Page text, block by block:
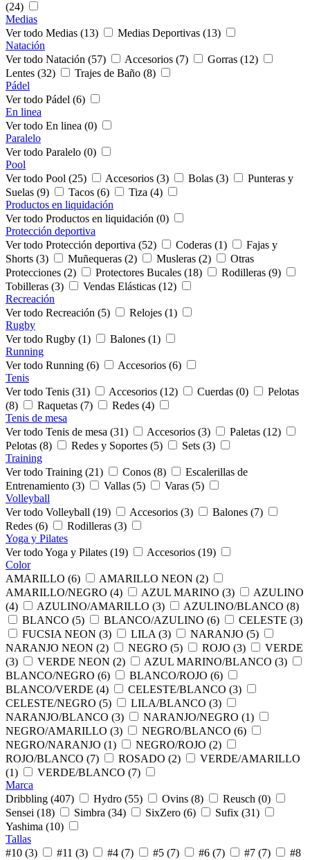
(24)
Medias
Ver todo Medias (13)
Medias Deportivas (13)
Natación
Ver todo Natación (57)
Accesorios (7)
Gorras (12)
Lentes (32)
Trajes de Baño (8)
Pádel
Ver todo Pádel (6)
En linea
Ver todo En linea (0)
Paralelo
Ver todo Paralelo (0)
Pool
Ver todo Pool (25)
Accesorios (3) Bolas (3)
Punteras y
Suelas (9)
Tacos (6)
Tiza (4)
Productos en liquidación
Ver todo Productos en liquidación (0)
Protección deportiva
Ver todo Protección deportiva (52)
Coderas (1)
Fajas y
Shorts (3)
Muñequeras (2) Musleras (2)
Otras
Protecciones (2)
Protectores Bucales (18)
Rodilleras (9)
Tobilleras (3)
Vendas Elásticas (12)
Recreación
Ver todo Recreación (5)
Relojes (1)
Rugby
Ver todo Rugby (1)
Balones (1)
Running
Ver todo Running (6)
Accesorios (6)
Tenis
Ver todo Tenis (31)
Accesorios (12) Cuerdas (0)
Pelotas
(8)
Raquetas (7)
Redes (4)
Tenis de mesa
Ver todo Tenis de mesa (31)
Accesorios (3)
Paletas (12)
Pelotas (8)
Redes y Soportes (5)
Sets (3)
Training
Ver todo Training (21)
Conos (8)
Escalerillas de
Entrenamiento (3)
Vallas (5)
Varas (5)
Volleyball
Ver todo Volleyball (19)
Accesorios (3)
Balones (7)
Redes (6)
Rodilleras (3)
Yoga y Pilates
Ver todo Yoga y Pilates (19)
Accesorios (19)
Color
AMARILLO (6)
AMARILLO NEON (2)
AMARILLO/NEGRO (4)
AZUL MARINO (3)
AZULINO
(4)
AZULINO/AMARILLO (3)
AZULINO/BLANCO (8)
BLANCO (5)
BLANCO/AZULINO (6)
CELESTE (3)
FUCSIA NEON (3)
LILA (3)
NARANJO (5)
NARANJO NEON (2)
NEGRO (5) ROJO (3)
VERDE
(3)
VERDE NEON (2)
AZUL MARINO/BLANCO (3)
BLANCO/NEGRO (6)
BLANCO/ROJO (6)
BLANCO/VERDE (4)
CELESTE/BLANCO (3)
CELESTE/NEGRO (5)
LILA/BLANCO (3)
NARANJO/BLANCO (3)
NARANJO/NEGRO (1)
NEGRO/AMARILLO (3)
NEGRO/BLANCO (6)
NEGRO/NARANJO (1)
NEGRO/ROJO (2)
ROJO/BLANCO (7)
ROSADO (2)
VERDE/AMARILLO
(1)
VERDE/BLANCO (7)
Marca
Dribbling (407)
Hydro (55) Ovins (8)
Reusch (0)
Sensei (18)
Simbra (34) SixZero (6)
Sufix (31)
Yashima (10)
Tallas
#10 (3)
#11 (3) #4 (7) #5 (7) #6 (7) #7 (7)
#8